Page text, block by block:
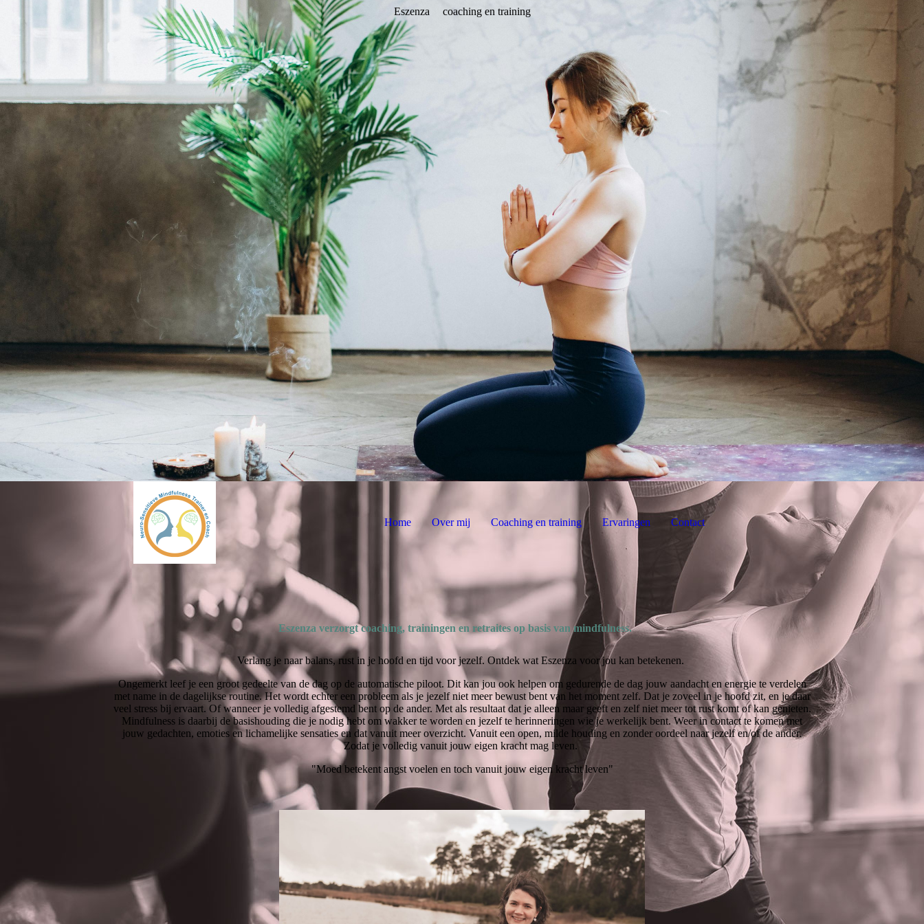
Eszenza coaching en training
Home Over mij Coaching en training Ervaringen Contact
Eszenza verzorgt coaching, trainingen en retraites op basis van mindfulness.
Verlang je naar balans, rust in je hoofd en tijd voor jezelf. Ontdek wat Eszenza voor jou kan betekenen.
Ongemerkt leef je een groot gedeelte van de dag op de automatische piloot. Dit kan jou ook helpen om gedurende de dag jouw aandacht en energie te verdelen
met name in de dagelijkse routine. Het wordt echter een probleem als je jezelf niet meer bewust bent van het moment zelf. Dat je zoveel in je hoofd zit, en je daar
veel stress bij ervaart. Of wanneer je volledig afgestemd bent op de ander. Met als resultaat dat je alleen maar geeft en zelf niet meer tot rust komt of kan genieten.
Mindfulness is daarbij de basishouding die je nodig hebt om wakker te worden en jezelf te herinneringen wie je werkelijk bent. Weer in contact te komen met
jouw gedachten, emoties en lichamelijke sensaties en dat vanuit meer overzicht. Vanuit een open, milde houding en zonder oordeel naar jezelf en/of de ander.
Zodat je volledig vanuit jouw eigen kracht mag leven.
"Moed betekent angst voelen en toch vanuit jouw eigen kracht leven"